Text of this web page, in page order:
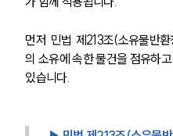
먼저 민법 제213조(소유물반
의 소유에 속한 물건을 점유하
있습니다.